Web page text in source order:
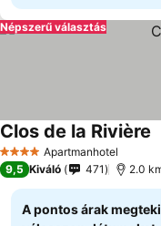
Népszerű választás
4 KategóriaApartmanhotel
Clos de la Rivière
9,5 Kiváló 471 2.0
A pontos árak